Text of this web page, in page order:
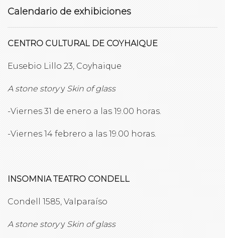
Calendario de exhibiciones
CENTRO CULTURAL DE COYHAIQUE
Eusebio Lillo 23, Coyhaique
A stone storyySkin of glass
-Viernes 31 de enero a las 19.00 horas.
-Viernes 14 febrero a las 19.00 horas.
INSOMNIA TEATRO CONDELL
Condell 1585, Valparaíso
A stone storyySkin of glass